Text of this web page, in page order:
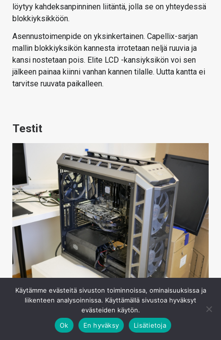
löytyy kahdeksanpinninen liitäntä, jolla se on yhteydessä
blokkiyksikköön.
Asennustoimenpide on yksinkertainen. Capellix-sarjan
mallin blokkiyksikön kannesta irrotetaan neljä ruuvia ja
kansi nostetaan pois. Elite LCD -kansiyksikön voi sen
jälkeen painaa kiinni vanhan kannen tilalle. Uutta kantta ei
tarvitse ruuvata paikalleen.
Testit
Käyttämämme Cooler Master MasterCase H500P Mesh
–koteloon rakennettu testikokoonpano perustuu
Käytämme evästeitä sivuston toiminnoissa, ominaisuuksissa ja
liikenteen analysoinnissa. Käyttämällä sivustoa hyväksyt
evästeiden käytön.
Ok
En hyväksy Lisätietoja